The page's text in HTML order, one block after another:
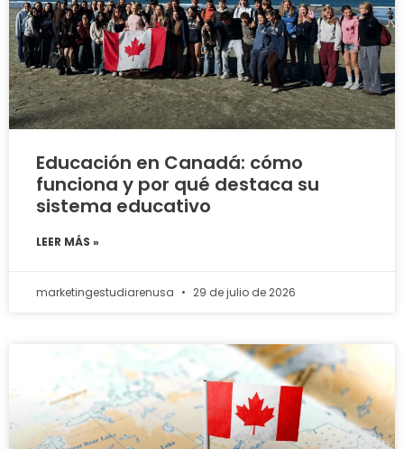
Educación en Canadá: cómo
funciona y por qué destaca su
sistema educativo
LEER MÁS »
marketingestudiarenusa 29 de julio de 2026